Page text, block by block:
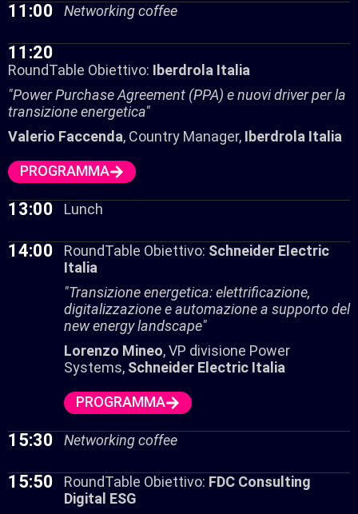
11:00 Networking coffee
11:20
RoundTable Obiettivo: Iberdrola Italia
"Power Purchase Agreement (PPA) e nuovi driver per la
transizione energetica"
Valerio Faccenda, Country Manager, Iberdrola Italia
PROGRAMMA
13:00 Lunch
14:00 RoundTable Obiettivo: Schneider Electric
Italia
"Transizione energetica: elettrificazione,
digitalizzazione e automazione a supporto del
new energy landscape"
Lorenzo Mineo, VP divisione Power
Systems, Schneider Electric Italia
PROGRAMMA
15:30 Networking coffee
15:50 RoundTable Obiettivo: FDC Consulting
Digital ESG